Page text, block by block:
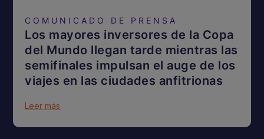
COMUNICADO DE PRENSA
Los mayores inversores de la Copa
del Mundo llegan tarde mientras las
semifinales impulsan el auge de los
viajes en las ciudades anfitrionas
Leer más